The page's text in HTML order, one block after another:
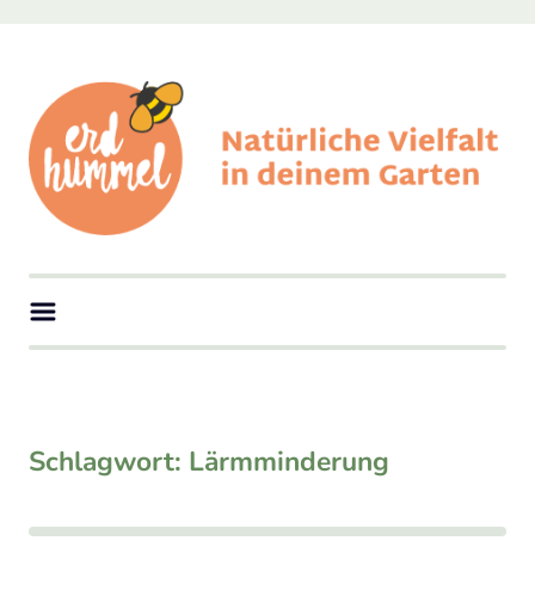
content
erdhummel
Schlagwort: Lärmminderung